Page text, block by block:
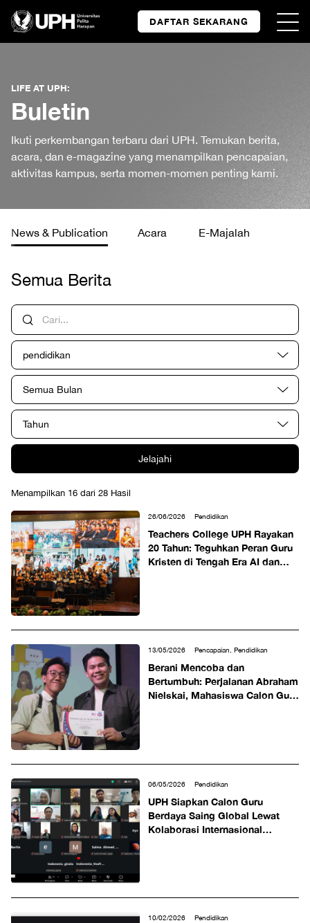
DAFTAR SEKARANG
LIFE AT UPH:
Buletin
Ikuti perkembangan terbaru dari UPH. Temukan berita,
acara, dan e-magazine yang menampilkan pencapaian,
aktivitas kampus, serta momen-momen penting kami.
News & Publication Acara E-Majalah
Semua Berita
pendidikan
Semua Bulan
Tahun
Jelajahi
Menampilkan 16 dari 28 Hasil
26/06/2026 Pendidikan
Teachers College UPH Rayakan
20 Tahun: Teguhkan Peran Guru
Kristen di Tengah Era AI dan
13/05/2026 Pencapaian, Pendidikan
Berani Mencoba dan
Bertumbuh: Perjalanan Abraham
Nielskai, Mahasiswa Calon Guru
06/05/2026 Pendidikan
UPH Siapkan Calon Guru
Berdaya Saing Global Lewat
Kolaborasi Internasional
10/02/2026 Pendidikan